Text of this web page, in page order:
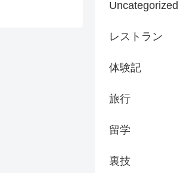
Uncategorized
レストラン
体験記
旅行
留学
裏技